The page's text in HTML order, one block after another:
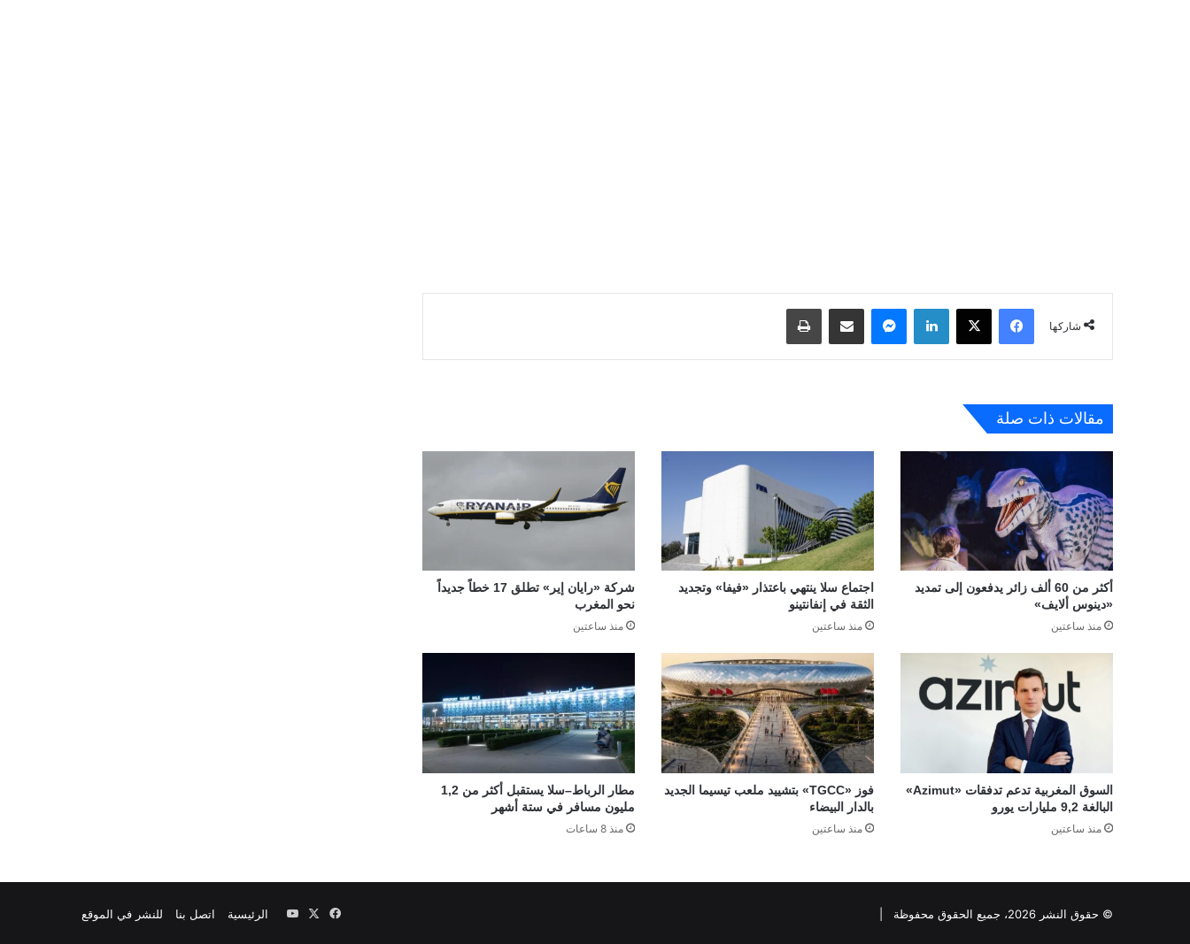
شاركها
فيسبوك لينكدإن
مقالات ذات صلة
أكثر من 60 ألف زائر يدفعون إلى تمديد
«دينوس ألايف»
منذ ساعتين
اجتماع سلا ينتهي باعتذار «فيفا» وتجديد
الثقة في إنفانتينو
منذ ساعتين
شركة «رايان إير» تطلق 17 خطاً جديداً
نحو المغرب
منذ ساعتين
السوق المغربية تدعم تدفقات «Azimut»
البالغة 9,2 مليارات يورو
منذ ساعتين
فوز «TGCC» بتشييد ملعب تيسيما الجديد
بالدار البيضاء
منذ ساعتين
مطار الرباط–سلا يستقبل أكثر من 1,2
مليون مسافر في ستة أشهر
منذ 8 ساعات
© حقوق النشر 2026، جميع الحقوق محفوظة | الرئيسية اتصل بنا للنشر في الموقع فيسبوك ‫YouTube